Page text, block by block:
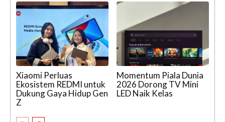
Xiaomi Perluas
Ekosistem REDMI untuk
Dukung Gaya Hidup Gen
Z
Momentum Piala Dunia
2026 Dorong TV Mini
LED Naik Kelas